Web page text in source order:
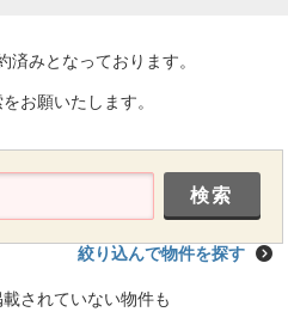
済みとなっております。
お願いたします。
絞り込んで物件を探す
されていない物件も